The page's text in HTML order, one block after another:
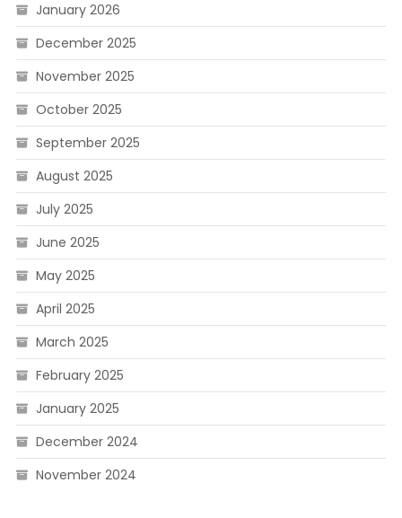
January 2026
December 2025
November 2025
October 2025
September 2025
August 2025
July 2025
June 2025
May 2025
April 2025
March 2025
February 2025
January 2025
December 2024
November 2024